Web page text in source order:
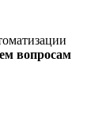
вопросам